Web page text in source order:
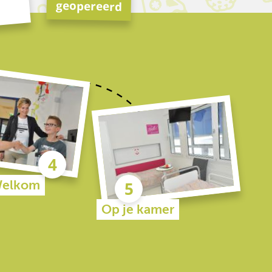
geopereerd
Op je kamer